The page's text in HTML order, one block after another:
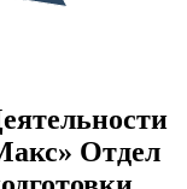
Отдел